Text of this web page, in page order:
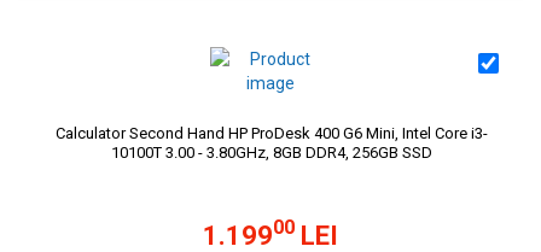
Calculator Second Hand HP ProDesk 400 G6 Mini, Intel Core i3-
10100T 3.00 - 3.80GHz, 8GB DDR4, 256GB SSD
1.19900 LEI